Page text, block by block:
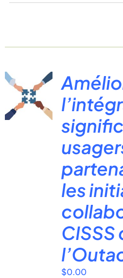
les
CISSS
$0.00